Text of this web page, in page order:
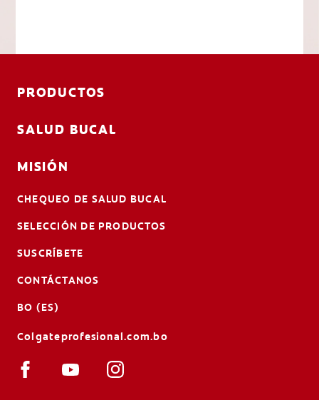
PRODUCTOS
SALUD BUCAL
MISIÓN
CHEQUEO DE SALUD BUCAL
SELECCIÓN DE PRODUCTOS
SUSCRÍBETE
CONTÁCTANOS
BO (ES)
Colgateprofesional.com.bo